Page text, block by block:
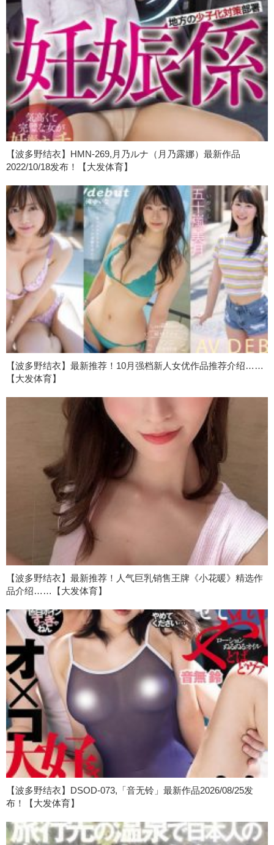
【波多野结衣】HMN-269,月乃ルナ（月乃露娜）最新作品
2022/10/18发布！【大发体育】
【波多野结衣】最新推荐！10月强档新人女优作品推荐介绍……
【大发体育】
【波多野结衣】最新推荐！人气巨乳销售王牌《小花暖》精选作
品介绍……【大发体育】
【波多野结衣】DSOD-073,「音无铃」最新作品2026/08/25发
布！【大发体育】